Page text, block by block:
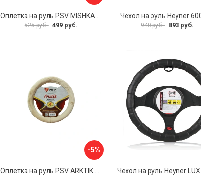
Оплетка на руль PSV MISHKA Premium 136096
525 руб. 499 руб.
Чехол на руль Heyner
940 руб. 893 руб.
-5%